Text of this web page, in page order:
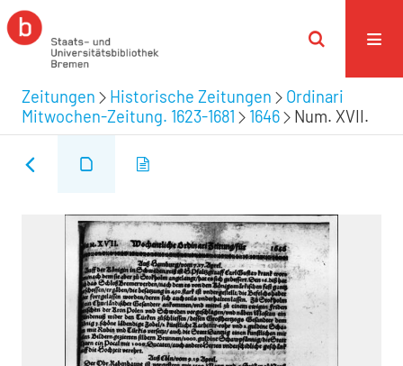
Zeitungen Historische Zeitungen
Ordinari
Mitwochen-Zeitung. 1623-1681
1646 Num. XVII.